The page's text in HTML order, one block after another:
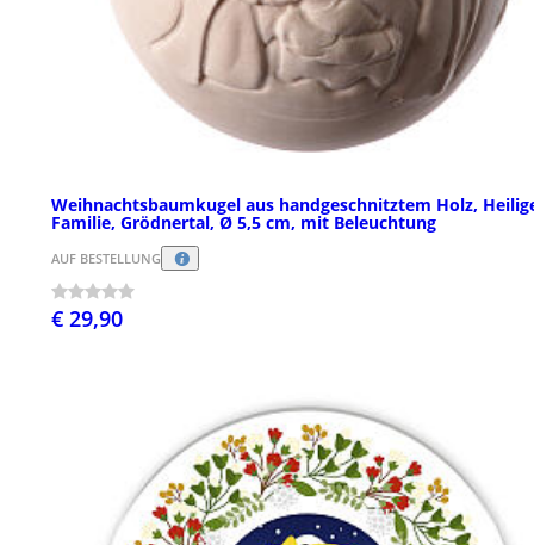
Weihnachtsbaumkugel aus handgeschnitztem Holz,
Familie, Grödnertal, Ø 5,5 cm, mit Beleuchtung
AUF BESTELLUNG
€ 29,90